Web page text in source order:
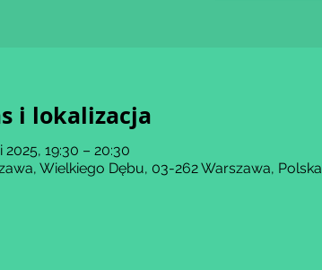
i lokalizacja
2025, 19:30 – 20:30
Wielkiego Dębu, 03-262 Warszawa, Polska